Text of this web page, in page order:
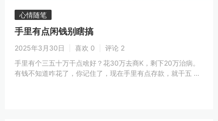
心情随笔
手里有点闲钱别瞎搞
2025年3月30日 喜欢 0
评论 2
手里有个三五十万干点啥好？花30万去商K，剩下20万治病。
有钱不知道咋花了，你记住了，现在手里有点存款，就干五 …